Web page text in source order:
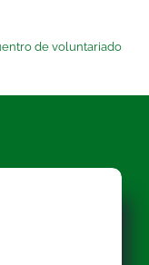
de voluntariado